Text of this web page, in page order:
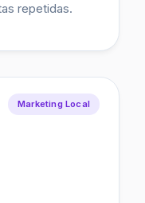
repetidas.
Marketing Local